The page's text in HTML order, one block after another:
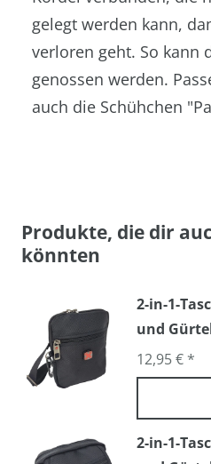
gelegt werden kann,
verloren geht. So kann
genossen werden.
auch die Schühchen
Produkte, die dir
könnten
2-in-1-
und
12,95 € *
2-in-1-